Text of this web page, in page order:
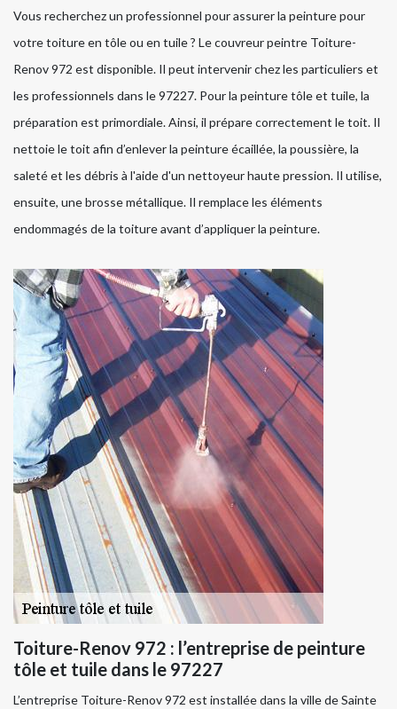
Vous recherchez un professionnel pour assurer la peinture pour
votre toiture en tôle ou en tuile ? Le couvreur peintre Toiture-
Renov 972 est disponible. Il peut intervenir chez les particuliers et
les professionnels dans le 97227. Pour la peinture tôle et tuile, la
préparation est primordiale. Ainsi, il prépare correctement le toit. Il
nettoie le toit afin d’enlever la peinture écaillée, la poussière, la
saleté et les débris à l'aide d'un nettoyeur haute pression. Il utilise,
ensuite, une brosse métallique. Il remplace les éléments
endommagés de la toiture avant d’appliquer la peinture.
Toiture-Renov 972 : l’entreprise de peinture
tôle et tuile dans le 97227
L’entreprise Toiture-Renov 972 est installée dans la ville de Sainte